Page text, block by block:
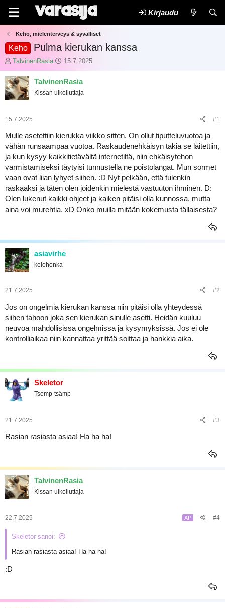
Kirjaudu
Keho, mielenterveys & syvälliset
Keho Pulma kierukan kanssa
K
e
s
k
u
t
l
u
n
a
l
o
i
t
a
TalvinenRasia
A
l
o
t
ä
v
ä
m
ä
ä
r
15.7.2025
TalvinenRasia
Kissan ulkoiluttaja
15.7.2025 #1
Mulle asetettiin kierukka viikko sitten. On ollut tiputteluvuotoa ja
vähän runsaampaa vuotoa. Raskaudenehkäisyn takia se laitettiin,
ja kun kysyy kaikkitietävältä internetiltä, niin ehkäisytehon
varmistamiseksi täytyisi tunnustella ne poistolangat. Mun sormet
vaan ovat liian lyhyet siihen. :D Nyt pelkään, että tulenkin
raskaaksi ja täten olen joidenkin mielestä vastuuton ihminen. D:
Olen lukenut kaikki ohjeet ja kaiken pitäisi olla kunnossa, mutta
aina voi murehtia. xD Onko muilla mitään kokemusta tällaisesta?
asiavirhe
kelohonka
21.7.2025 #2
Jos on ongelmia kierukan kanssa niin pitäisi olla yhteydessä
siihen tahoon joka sen kierukan sinulle asetti. Heidän kuuluu
neuvoa mahdollisissa ongelmissa ja kysymyksissä. Jos ei ole
kontrolliaikaa niin kannattaa yrittää soittaa ja hankkia aika.
Skeletor
Tsemp-tsämp
21.7.2025 #3
Rasian rasiasta asiaa! Ha ha ha!
TalvinenRasia
Kissan ulkoiluttaja
22.7.2025 AP #4
Skeletor sanoi:
Rasian rasiasta asiaa! Ha ha ha!
:D